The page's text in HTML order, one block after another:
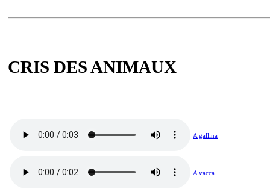
CRIS DES ANIMAUX
A gallina
A vacca